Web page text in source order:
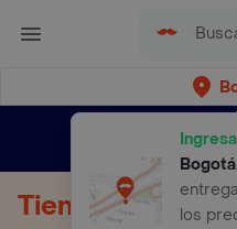
Bogotá
los
envíos gratis
Tienda Online